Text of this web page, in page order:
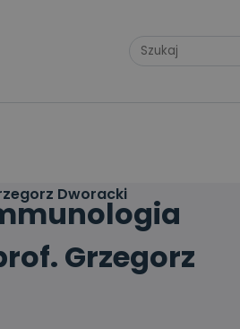
Dworacki
Grzegorz